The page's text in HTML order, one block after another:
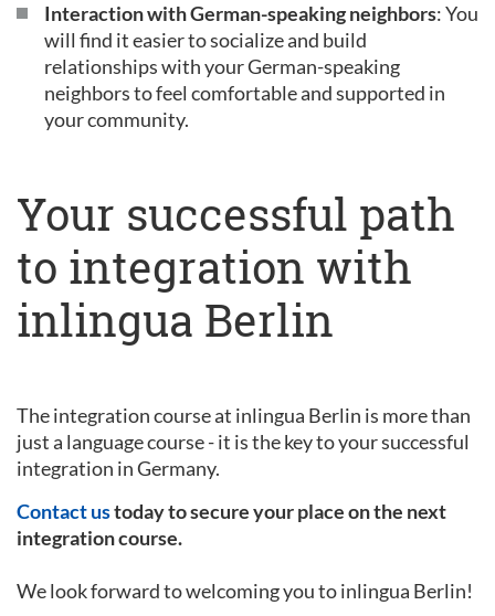
Interaction with German-speaking neighbors: You
will find it easier to socialize and build
relationships with your German-speaking
neighbors to feel comfortable and supported in
your community.
Your successful path
to integration with
inlingua Berlin
The integration course at inlingua Berlin is more than
just a language course - it is the key to your successful
integration in Germany.
Contact ustoday to secure your place on the next
integration course.
We look forward to welcoming you to inlingua Berlin!